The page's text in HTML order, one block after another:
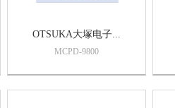
OTSUKA大塚电子...
MCPD-9800